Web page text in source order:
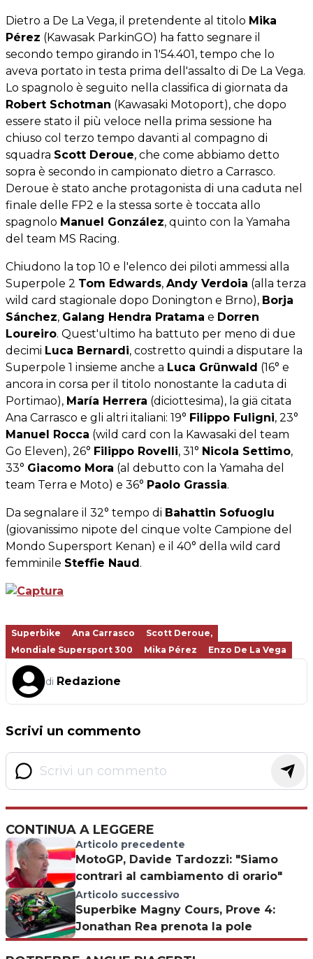
Dietro a De La Vega, il pretendente al titolo Mika
Pérez (Kawasak ParkinGO) ha fatto segnare il
secondo tempo girando in 1'54.401, tempo che lo
aveva portato in testa prima dell'assalto di De La Vega.
Lo spagnolo è seguito nella classifica di giornata da
Robert Schotman (Kawasaki Motoport), che dopo
essere stato il più veloce nella prima sessione ha
chiuso col terzo tempo davanti al compagno di
squadra Scott Deroue, che come abbiamo detto
sopra è secondo in campionato dietro a Carrasco.
Deroue è stato anche protagonista di una caduta nel
finale delle FP2 e la stessa sorte è toccata allo
spagnolo Manuel González, quinto con la Yamaha
del team MS Racing.
Chiudono la top 10 e l'elenco dei piloti ammessi alla
Superpole 2 Tom Edwards, Andy Verdoia (alla terza
wild card stagionale dopo Donington e Brno), Borja
Sánchez, Galang Hendra Pratama e Dorren
Loureiro. Quest'ultimo ha battuto per meno di due
decimi Luca Bernardi, costretto quindi a disputare la
Superpole 1 insieme anche a Luca Grünwald (16° e
ancora in corsa per il titolo nonostante la caduta di
Portimao), María Herrera (diciottesima), la giä citata
Ana Carrasco e gli altri italiani: 19° Filippo Fuligni, 23°
Manuel Rocca (wild card con la Kawasaki del team
Go Eleven), 26° Filippo Rovelli, 31° Nicola Settimo,
33° Giacomo Mora (al debutto con la Yamaha del
team Terra e Moto) e 36° Paolo Grassia.
Da segnalare il 32° tempo di Bahattin Sofuoglu
(giovanissimo nipote del cinque volte Campione del
Mondo Supersport Kenan) e il 40° della wild card
femminile Steffie Naud.
Superbike Ana Carrasco
Scott Deroue,
Mondiale Supersport 300
Mika Pérez Enzo De La Vega
di Redazione
Scrivi un commento
CONTINUA A LEGGERE
Articolo precedente
MotoGP, Davide Tardozzi: "Siamo
contrari al cambiamento di orario"
Articolo successivo
Superbike Magny Cours, Prove 4:
Jonathan Rea prenota la pole